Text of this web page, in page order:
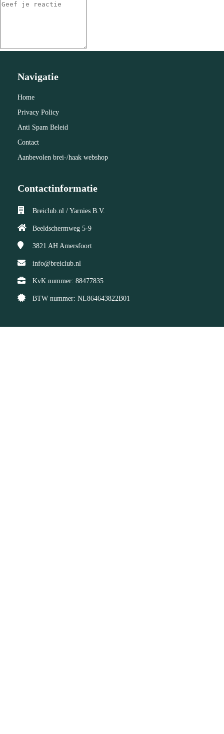
Navigatie
Home
Privacy Policy
Anti Spam Beleid
Contact
Aanbevolen brei-/haak webshop
Contactinformatie
Breiclub.nl / Yarnies B.V.
Beeldschermweg 5-9
3821 AH Amersfoort
info@breiclub.nl
KvK nummer: 88477835
BTW nummer: NL864643822B01